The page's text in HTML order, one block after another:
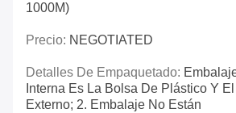
1000M)
Precio: NEGOTIATED
Detalles De Empaquetado:
Interna Es La Bolsa De Plástico Y
Externo; 2. Embalaje No Están